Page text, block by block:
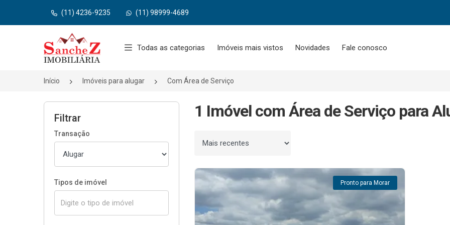
(11) 4236-9235 (11) 98999-4689
Página inicial
Todas as categorias Imóveis mais vistos Novidades Fale conosco
Início Imóveis para alugar Com Área de Serviço
Filtrar
Transação
Tipos de imóvel
1 Imóvel com Área de Serviço para
Ordenar por
Pronto para Morar